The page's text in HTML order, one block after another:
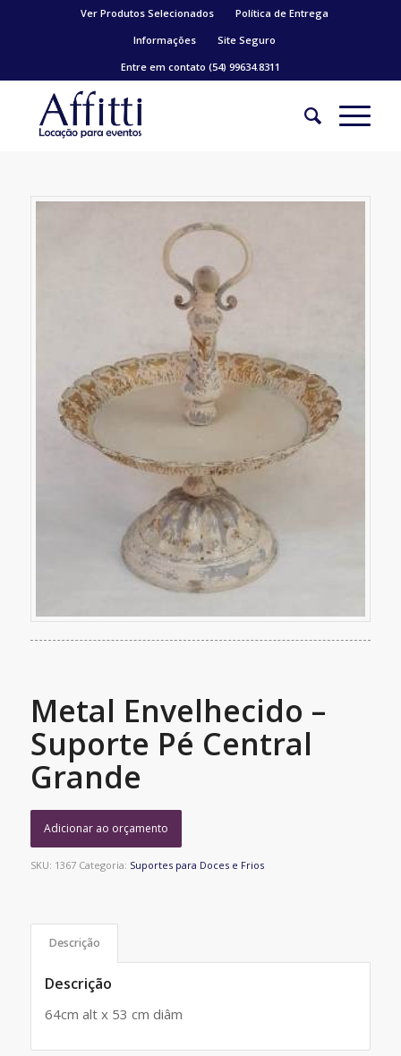
Ver Produtos Selecionados
Política de Entrega
Informações
Site Seguro
Entre em contato (54) 99634.8311
Metal Envelhecido –
Suporte Pé Central
Grande
Adicionar ao orçamento
SKU: 1367 Categoria: Suportes para Doces e Frios
Descrição
Descrição
64cm alt x 53 cm diâm